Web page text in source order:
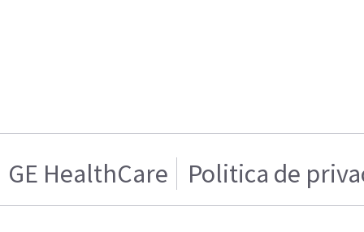
GE HealthCare Politica de